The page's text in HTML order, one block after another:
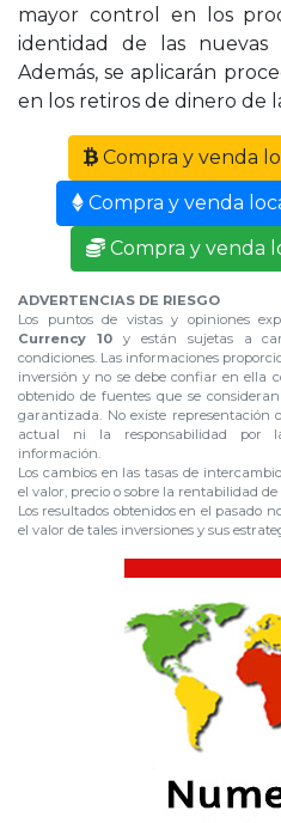
mayor control en los
identidad de las nuevas
Además, se aplicarán
en los retiros de dinero de
Compra y venda
Compra y venda
Compra y venda
ADVERTENCIAS DE RIESGO
Los puntos de vistas y opiniones
Currency 10y están sujetas a
condiciones. Las informaciones
inversión y no se debe confiar en ella
obtenido de fuentes que se
garantizada. No existe
actual ni la responsabilidad por
información.
Los cambios en las tasas de
el valor, precio o sobre la rentabilidad
Los resultados obtenidos en el
el valor de tales inversiones y sus